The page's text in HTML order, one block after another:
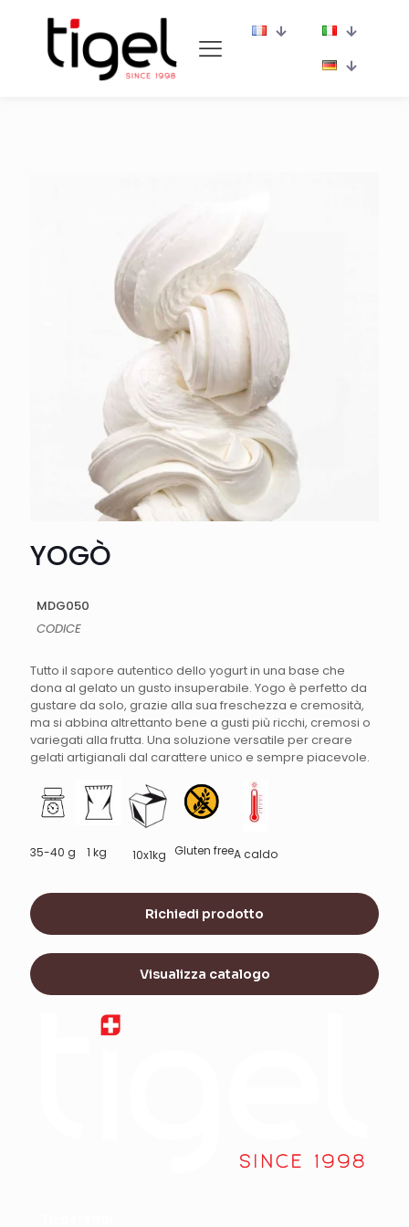
YOGÒ
MDG050
CODICE
Tutto il sapore autentico dello yogurt in una base che
dona al gelato un gusto insuperabile. Yogo è perfetto da
gustare da solo, grazie alla sua freschezza e cremosità,
ma si abbina altrettanto bene a gusti più ricchi, cremosi o
variegati alla frutta. Una soluzione versatile per creare
gelati artigianali dal carattere unico e sempre piacevole.
35-40 g 1 kg 10x1kg Gluten freeA caldo
Richiedi prodotto
Visualizza catalogo